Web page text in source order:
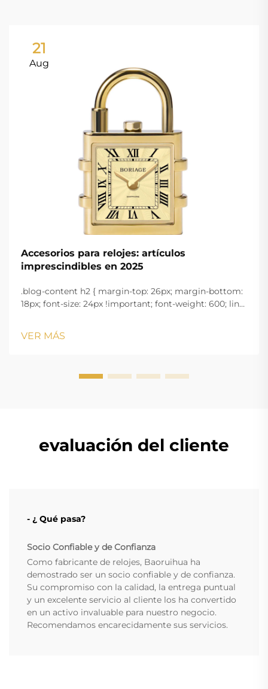
21
Aug
Accesorios para relojes: artículos
imprescindibles en 2025
.blog-content h2 { margin-top: 26px; margin-bottom:
18px; font-size: 24px !important; font-weight: 600; line-
margin-bottom: 18px; font-size: 20px !important; font-
w...
VER MÁS
evaluación del cliente
- ¿ Qué pasa?
Socio Confiable y de Confianza
Como fabricante de relojes, Baoruihua ha
demostrado ser un socio confiable y de confianza.
Su compromiso con la calidad, la entrega puntual
y un excelente servicio al cliente los ha convertido
en un activo invaluable para nuestro negocio.
Recomendamos encarecidamente sus servicios.